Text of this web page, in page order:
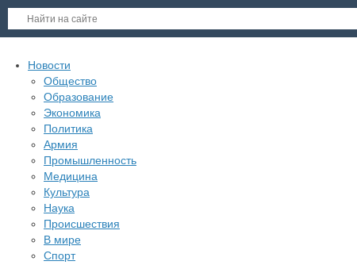
Новости
Общество
Образование
Экономика
Политика
Армия
Промышленность
Медицина
Культура
Наука
Происшествия
В мире
Спорт